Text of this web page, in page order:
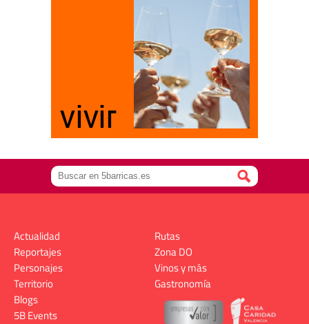
Actualidad
Reportajes
Personajes
Territorio
Rutas
Zona DO
Vinos y más
Gastronomía
Blogs
5B Events